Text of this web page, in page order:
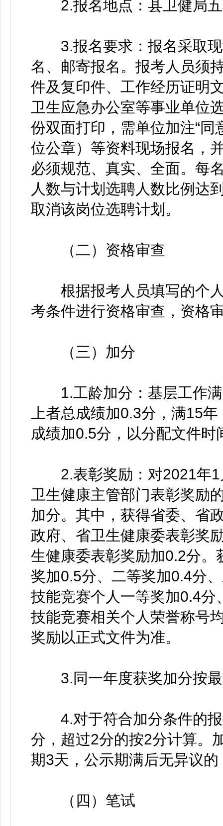
2.报名地点：县卫健局五
3.报名要求：报名采取现
名、邮寄报名。报考人员须
件及复印件、工作经历证明
卫生应急办公室等事业单位
份双面打印，需单位加注“同
位公章）等资料现场报名，
必须规范、真实、全面。每
人数与计划选聘人数比例达
取消该岗位选聘计划。
（二）资格审查
根据报考人员填写的个人
考条件进行资格审查，资格
（三）加分
1.工龄加分：基层工作满
上者总成绩加0.3分，满15
成绩加0.5分，以分配文件时
2.表彰奖励：对2021年1
卫生健康主管部门表彰奖励
加分。其中，获得省委、省
政府、省卫生健康委表彰奖
生健康委表彰奖励加0.2分
奖加0.5分、二等奖加0.4分
技能竞赛个人一等奖加0.4
技能竞赛相关个人荣誉称号
奖励以正式文件为准。
3.同一年度获奖加分按最
4.对于符合加分条件的报
分，超过2分的按2分计算。
期3天，公示期满后无异议
（四）笔试